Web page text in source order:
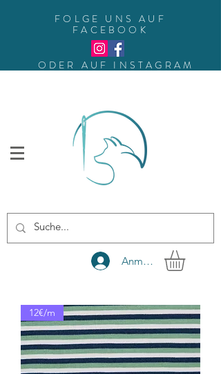
ODER AUF INSTAGRAM
FOLGE UNS AUF
FACEBOOK
Anmelden
12€/m